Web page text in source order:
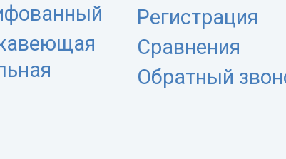
Регистрация
Сравнения
Обратный